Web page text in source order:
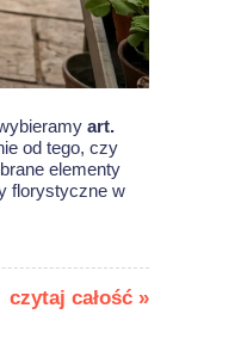
art.
od tego, czy
elementy
florystyczne w
czytaj całość »